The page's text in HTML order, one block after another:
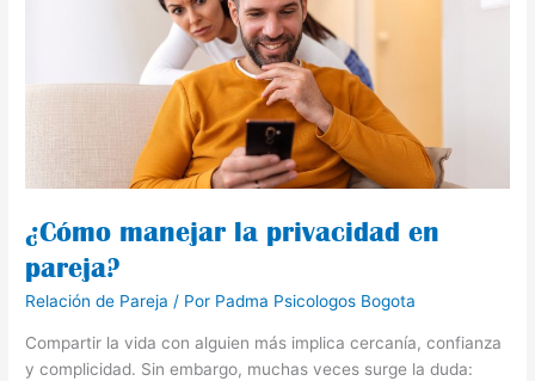
¿Cómo manejar la privacidad en
pareja?
Relación de Pareja / Por Padma Psicologos Bogota
Compartir la vida con alguien más implica cercanía, confianza
y complicidad. Sin embargo, muchas veces surge la duda: